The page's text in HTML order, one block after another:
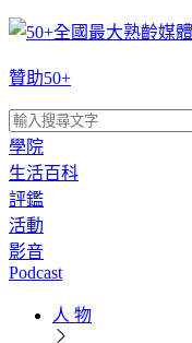
贊助50+
學院
生活百科
評鑑
活動
影音
Podcast
人 物